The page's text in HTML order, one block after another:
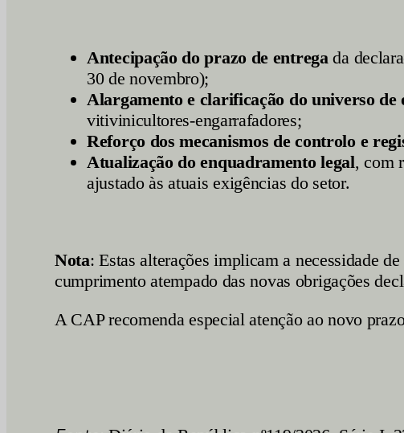
Antecipação do prazo de entregada
30 de novembro);
Alargamento e clarificação do universo de
vitivinicultores-engarrafadores;
Reforço dos mecanismos de controlo e
Atualização do enquadramento legal, com
ajustado às atuais exigências do setor.
Nota: Estas alterações implicam a necessidade
cumprimento atempado das novas obrigações
A CAP recomenda especial atenção ao novo